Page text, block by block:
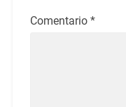
Comentario *